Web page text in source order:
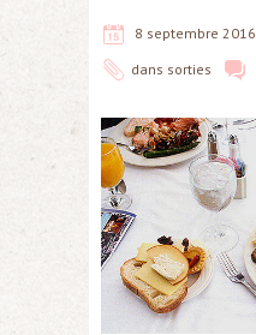
8 septembre 2016
dans sorties